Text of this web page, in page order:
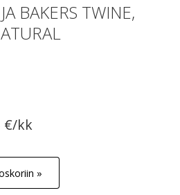
BAKERS TWINE,
€/kk
»